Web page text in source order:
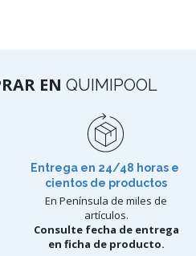
EN QUIMIPOOL
Entrega en 24/48 horas e
cientos de productos
En Península de miles de
artículos.
Consulte fecha de entrega
en ficha de producto.